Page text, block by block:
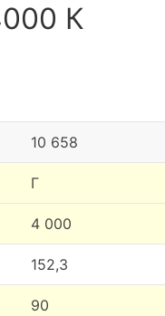
К
10 658
Г
4 000
152,3
90